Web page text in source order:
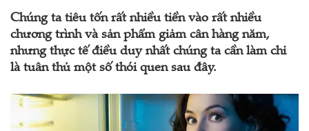
Chúng ta tiêu tốn rất nhiều tiền vào rất nhiều
chương trình và sản phẩm giảm cân hàng năm,
nhưng thực tế điều duy nhất chúng ta cần làm chỉ
là tuân thủ một số thói quen sau đây.